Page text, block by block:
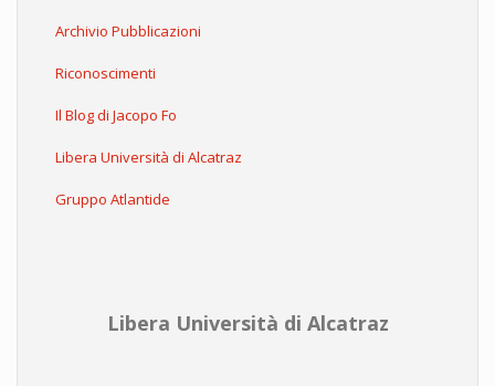
Archivio Pubblicazioni
Riconoscimenti
Il Blog di Jacopo Fo
Libera Università di Alcatraz
Gruppo Atlantide
Libera Università di Alcatraz